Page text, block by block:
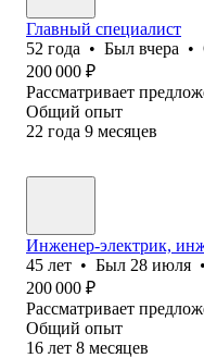
Главный специалист
52 года • Был вчера •
200 000 ₽
Рассматривает
Общий опыт
22 года 9 месяцев
Инженер-электрик,
45 лет • Был 28 июля •
200 000 ₽
Рассматривает
Общий опыт
16 лет 8 месяцев